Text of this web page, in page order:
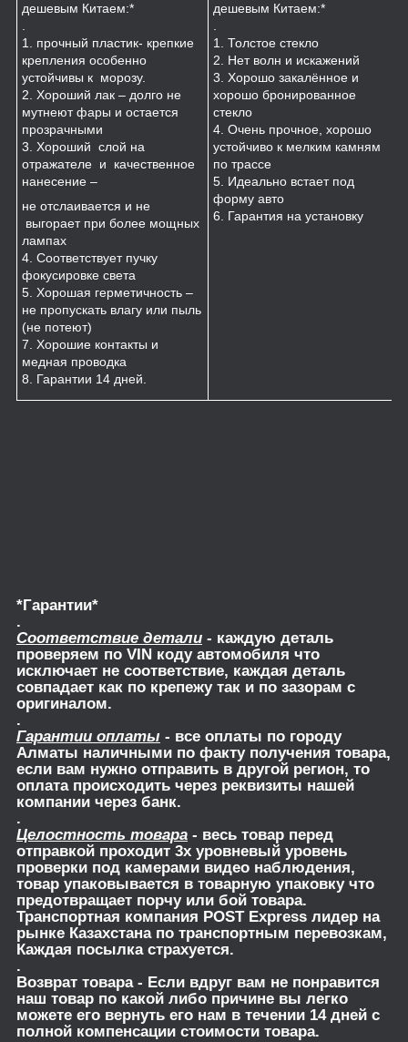
дешевым Китаем:*
.
1. прочный пластик- крепкие
крепления особенно
устойчивы к морозу.
2. Хороший лак – долго не
мутнеют фары и остается
прозрачными
3. Хороший слой на
отражателе и качественное
нанесение –
не отслаивается и не
выгорает при более мощных
лампах
4. Соответствует пучку
фокусировке света
5. Хорошая герметичность –
не пропускать влагу или пыль
(не потеют)
7. Хорошие контакты и
медная проводка
8. Гарантии 14 дней.
дешевым Китаем:*
.
1. Толстое стекло
2. Нет волн и искажений
3. Хорошо закалённое и
хорошо бронированное
стекло
4. Очень прочное, хорошо
устойчиво к мелким камням
по трассе
5. Идеально встает под
форму авто
6. Гарантия на установку
*Гарантии*
.
Соответствие детали - каждую деталь
проверяем по VIN коду автомобиля что
исключает не соответствие, каждая деталь
совпадает как по крепежу так и по зазорам с
оригиналом.
.
Гарантии оплаты - все оплаты по городу
Алматы наличными по факту получения товара,
если вам нужно отправить в другой регион, то
оплата происходить через реквизиты нашей
компании через банк.
.
Целостность товара - весь товар перед
отправкой проходит 3х уровневый уровень
проверки под камерами видео наблюдения,
товар упаковывается в товарную упаковку что
предотвращает порчу или бой товара.
Транспортная компания POST Express лидер на
рынке Казахстана по транспортным перевозкам,
Каждая посылка страхуется.
.
Возврат товара- Если вдруг вам не понравится
наш товар по какой либо причине вы легко
можете его вернуть его нам в течении 14 дней с
полной компенсации стоимости товара.